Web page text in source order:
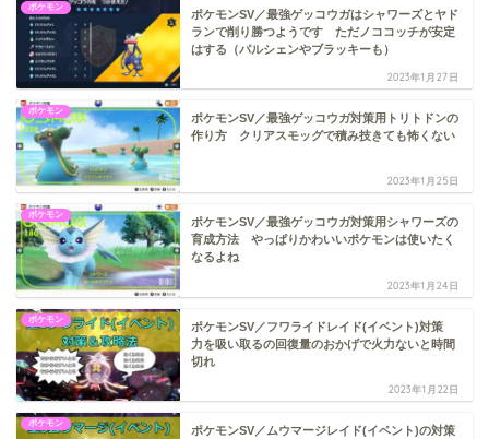
ポケモン
ポケモンSV／最強ゲッコウガはシャワーズとヤド
ランで削り勝つようです ただノココッチが安定
はする（パルシェンやブラッキーも）
2023年1月27日
ポケモン
ポケモンSV／最強ゲッコウガ対策用トリトドンの
作り方 クリアスモッグで積み技きても怖くない
2023年1月25日
ポケモン
ポケモンSV／最強ゲッコウガ対策用シャワーズの
育成方法 やっぱりかわいいポケモンは使いたく
なるよね
2023年1月24日
ポケモン
ポケモンSV／フワライドレイド(イベント)対策
力を吸い取るの回復量のおかげで火力ないと時間
切れ
2023年1月22日
ポケモン
ポケモンSV／ムウマージレイド(イベント)の対策